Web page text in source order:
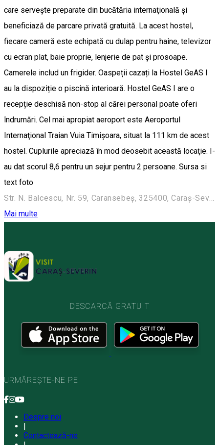
care servește preparate din bucătăria internaţională și
beneficiază de parcare privată gratuită. La acest hostel,
fiecare cameră este echipată cu dulap pentru haine, televizor
cu ecran plat, baie proprie, lenjerie de pat și prosoape.
Camerele includ un frigider. Oaspeții cazați la Hostel GeAS I
au la dispoziție o piscină interioară. Hostel GeAS I are o
recepție deschisă non-stop al cărei personal poate oferi
îndrumări. Cel mai apropiat aeroport este Aeroportul
Internaţional Traian Vuia Timișoara, situat la 111 km de acest
hostel. Cuplurile apreciază în mod deosebit această locaţie. I-
au dat scorul 8,6 pentru un sejur pentru 2 persoane. Sursa si
text foto
Str. N. Balcescu, Nr. 59, Caransebeş, 325400, Caraş-Severin
Mai multe
DESCARCĂ GRATUIT
URMĂREȘTE-NE PE
Despre noi
Contactează-ne